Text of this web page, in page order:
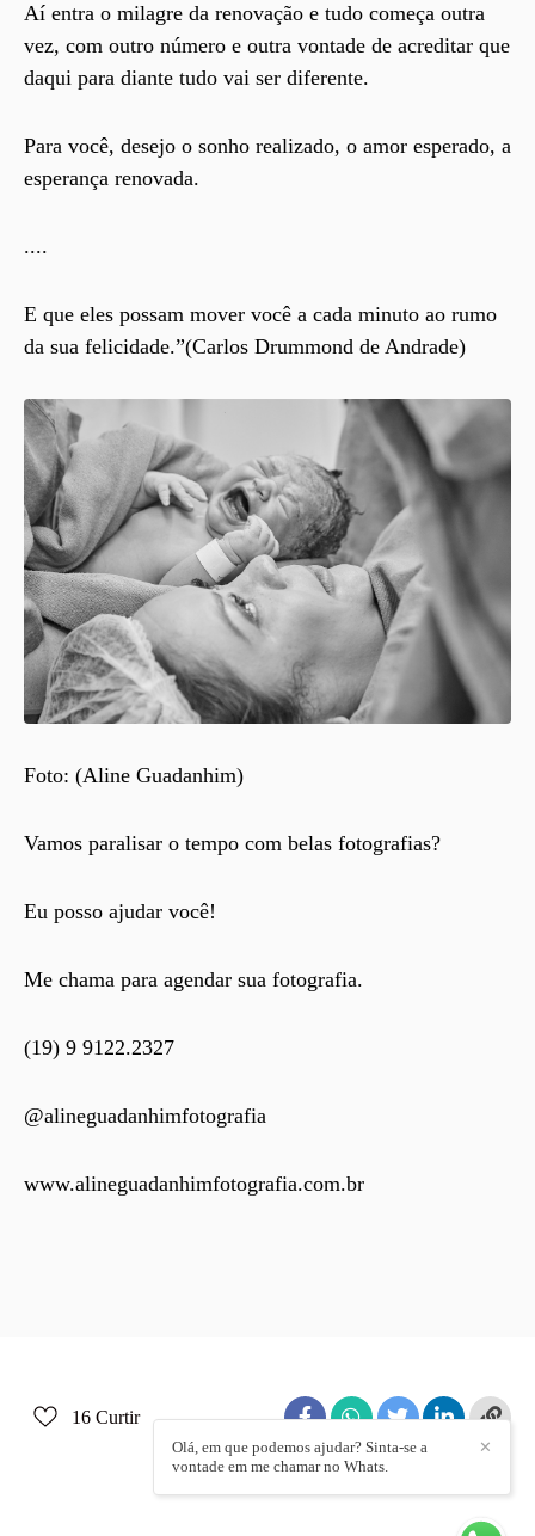
Aí entra o milagre da renovação e tudo começa outra
vez, com outro número e outra vontade de acreditar que
daqui para diante tudo vai ser diferente.
Para você, desejo o sonho realizado, o amor esperado, a
esperança renovada.
....
E que eles possam mover você a cada minuto ao rumo
da sua felicidade.”(Carlos Drummond de Andrade)
Foto: (Aline Guadanhim)
Vamos paralisar o tempo com belas fotografias?
Eu posso ajudar você!
Me chama para agendar sua fotografia.
(19) 9 9122.2327
@alineguadanhimfotografia
www.alineguadanhimfotografia.com.br
16 Curtir
✕
Olá, em que podemos ajudar? Sinta-se a
vontade em me chamar no Whats.